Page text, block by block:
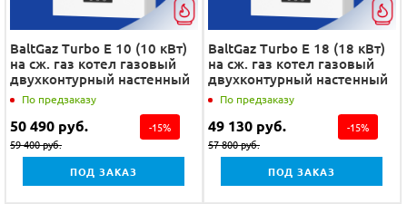
BaltGaz Turbo E 10 (10 кВт)
на сж. газ котел газовый
двухконтурный настенный
По предзаказу
50 490 руб.
59 400руб.
-15%
ПОД ЗАКАЗ
BaltGaz Turbo E 18 (18 кВт)
на сж. газ котел газовый
двухконтурный настенный
По предзаказу
49 130 руб.
57 800руб.
-15%
ПОД ЗАКАЗ